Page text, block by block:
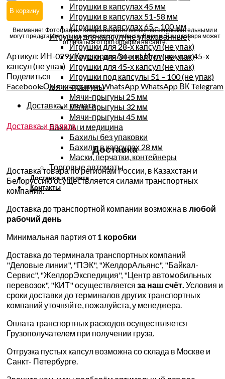
Игрушки в капсулах 45 мм
Игрушки в капсулах 51-58 мм
Игрушки в капсулах 65 – 100 мм
Игрушки для капсул (не упакованные)
Игрушки для 28-х капсул (не упак)
Игрушки для 34-х капсул (не упак)
Игрушки для 45-х капсул (не упак)
Игрушки под капсулы 51 – 100 (не упак)
Мячи-прыгуны
Мячи-прыгуны 25 мм
Мячи-прыгуны 32 мм
Мячи-прыгуны 45 мм
Бахилы и медицина
Бахилы без упаковки
Бахилы в капсулах 28 мм
Маски, перчатки, контейнеры
Торговые автоматы
Доставка и оплата
Контакты
В корзину
Внимание! Фотографии товара на сайте являются ознакомительными и
могут представлять лишь часть ассортимента. Внешний вид товара может
отличаться от фотографий на сайте.
Артикул: ИН-0295 Категории:Акции!,Игрушки для 45-х
капсул (не упак)
Поделиться
FacebookОдноклассникиWhatsAppWhatsApp ВК Telegram
Доставка и оплата
Доставка и оплата
Доставка
Доставка товара по регионам России, в Казахстан и
Белоруссию осуществляется силами транспортных
компаний.
Доставка до транспортной компании возможна в любой
рабочий день
Минимальная партия от 1 коробки
Доставка до терминала транспортных компаний
"Деловые линии", "ПЭК", "ЖелдорАльянс", "Байкал-
Сервис", "ЖелдорЭкспедиция", "Центр автомобильных
перевозок", "КИТ" осуществляется за наш счёт. Условия и
сроки доставки до терминалов других транспортных
компаний уточняйте, пожалуйста, у менеджера.
Оплата транспортных расходов осуществляется
Грузополучателем при получении груза.
Отгрузка пустых капсул возможна со склада в Москве и
Санкт- Петербурге.